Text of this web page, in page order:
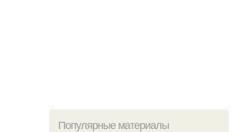
Популярные материалы